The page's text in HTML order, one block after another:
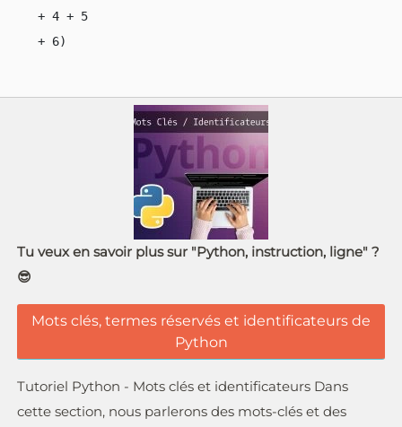
    + 4 + 5
Tu veux en savoir plus sur "Python, instruction, ligne" ?
😎
Mots clés, termes réservés et identificateurs de
Python
Tutoriel Python - Mots clés et identificateurs Dans
cette section, nous parlerons des mots-clés et des